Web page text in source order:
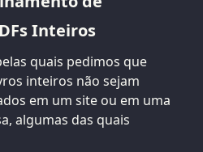
Inteiros
quais pedimos que
inteiros não sejam
em um site ou em uma
algumas das quais